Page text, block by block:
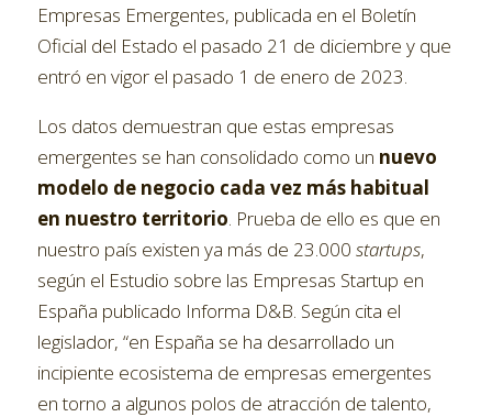
Empresas Emergentes, publicada en el Boletín
Oficial del Estado el pasado 21 de diciembre y que
entró en vigor el pasado 1 de enero de 2023.
Los datos demuestran que estas empresas
emergentes se han consolidado como un nuevo
modelo de negocio cada vez más habitual
en nuestro territorio. Prueba de ello es que en
nuestro país existen ya más de 23.000 startups,
según el Estudio sobre las Empresas Startup en
España publicado Informa D&B. Según cita el
legislador, “en España se ha desarrollado un
incipiente ecosistema de empresas emergentes
en torno a algunos polos de atracción de talento,